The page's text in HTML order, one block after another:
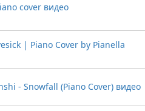
cover видео
| Piano Cover by Pianella
- Snowfall (Piano Cover) видео